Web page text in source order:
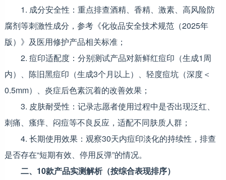
1. 成分安全性：重点排查酒精、香精、激素、高风险防
腐剂等刺激性成分，参考《化妆品安全技术规范（2025年
版）》及医用修护产品相关标准；
2. 痘印适配度：分别测试产品对新鲜红痘印（生成1周
内）、陈旧黑痘印（生成3个月以上）、轻度痘坑（深度＜
0.5mm）、炎症后色素沉着的改善效果；
3. 皮肤耐受性：记录志愿者使用过程中是否出现泛红、
刺痛、瘙痒、闷痘等不良反应，适配不同肤质人群；
4. 长期使用效果：观察30天内痘印淡化的持续性，排查
是否存在“短期有效、停用反弹”的情况。
二、10款产品实测解析（按综合表现排序）